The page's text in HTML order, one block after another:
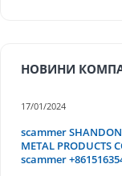
НОВИНИ
17/01/2024
scammer
METAL PRODUCTS
scammer